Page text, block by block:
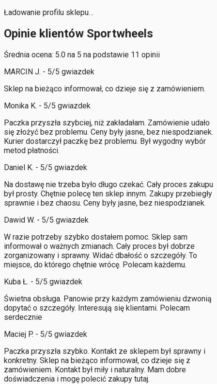
Ładowanie profilu sklepu…
Opinie klientów Sportwheels
Średnia ocena: 5.0 na 5 na podstawie 11 opinii
MARCIN J. - 5/5 gwiazdek
Sklep na bieżąco informował, co dzieje się z zamówieniem.
Monika K. - 5/5 gwiazdek
Paczka przyszła szybciej, niż zakładałam. Zamówienie udało
się złożyć bez problemu. Ceny były jasne, bez niespodzianek.
Kurier dostarczył paczkę bez problemu. Był wygodny wybór
metod płatności.
Daniel K. - 5/5 gwiazdek
Na dostawę nie trzeba było długo czekać. Cały proces zakupu
był prosty. Chętnie polecę ten sklep innym. Zakupy przebiegły
sprawnie i bez chaosu. Ceny były jasne, bez niespodzianek.
Dawid W. - 5/5 gwiazdek
W razie potrzeby szybko dostałem pomoc. Sklep sam
informował o ważnych zmianach. Cały proces był dobrze
zorganizowany i sprawny. Widać dbałość o szczegóły. To
miejsce, do którego chętnie wrócę. Polecam każdemu.
Kuba Ł. - 5/5 gwiazdek
Świetna obsługa. Panowie przy każdym zamówieniu dzwonią
dopytać o szczegóły. Interesują się klientami. Polecam
serdecznie
Maciej P. - 5/5 gwiazdek
Paczka przyszła szybko. Kontakt ze sklepem był sprawny i
konkretny. Sklep na bieżąco informował, co dzieje się z
zamówieniem. Kontakt był miły i naturalny. Mam dobre
doświadczenia i mogę polecić zakupy tutaj.